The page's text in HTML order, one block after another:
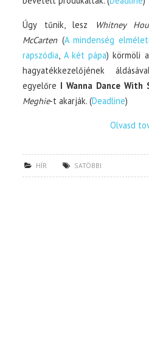
Úgy tűnik, lesz Whitney
McCarten(A mindenség
rapszódia, A két pápa) körmöli
hagyatékkezelőjének
egyelőre I Wanna Dance With
Meghie-t akarják. (Deadline)
Olvasd
HÍR SATÖBBI